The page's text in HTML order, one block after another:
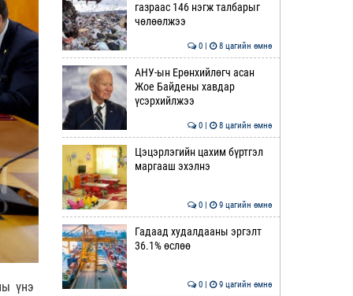
үнэ
газраас 146 нэгж талбарыг
чөлөөлжээ
0 | 8 цагийн өмнө
АНУ-ын Ерөнхийлөгч асан
Жое Байдены хавдар
үсэрхийлжээ
0 | 8 цагийн өмнө
Цэцэрлэгийн цахим бүртгэл
маргааш эхэлнэ
0 | 9 цагийн өмнө
Гадаад худалдааны эргэлт
36.1% өслөө
0 | 9 цагийн өмнө